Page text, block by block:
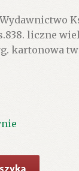
liczne
kartonowa